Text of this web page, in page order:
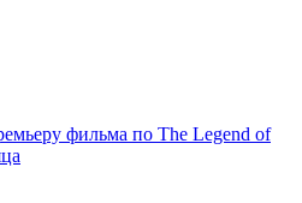
фильма по The Legend of